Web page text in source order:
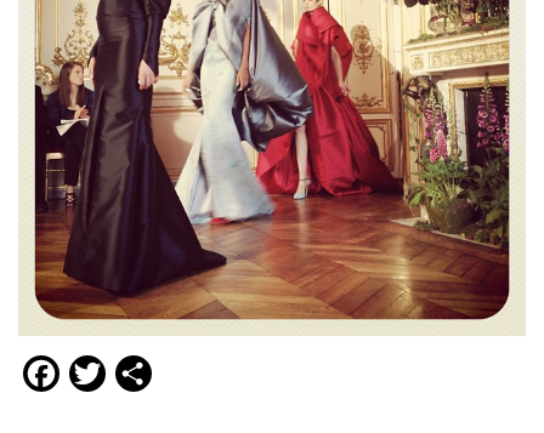
Facebook
Twitter